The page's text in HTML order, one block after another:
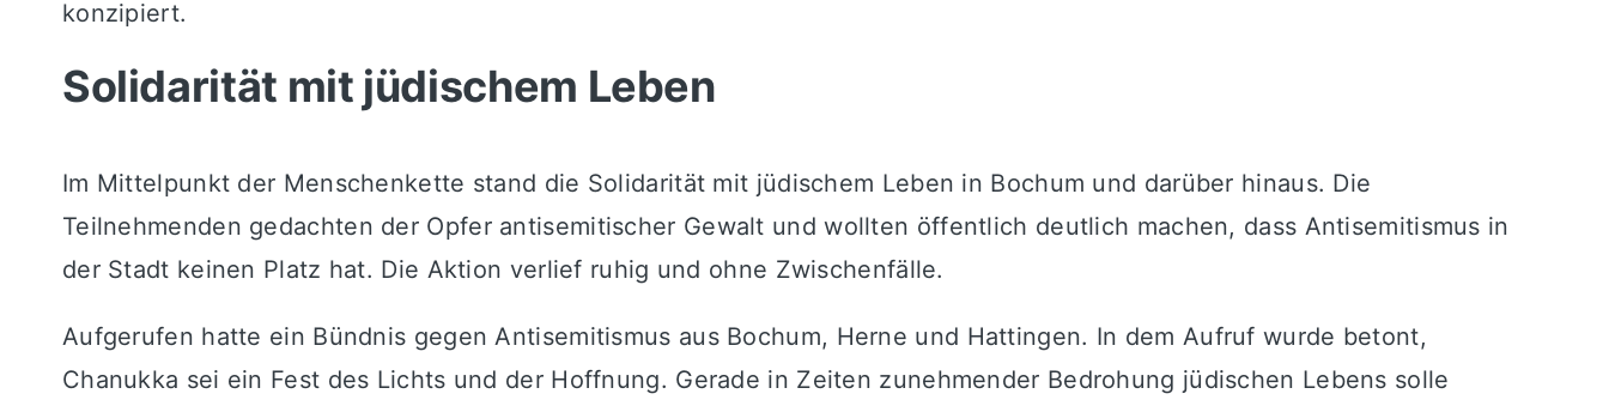
konzipiert.
Solidarität mit jüdischem Leben
Im Mittelpunkt der Menschenkette stand die Solidarität mit jüdischem Leben in Bochum und darüber hinaus. Die
Teilnehmenden gedachten der Opfer antisemitischer Gewalt und wollten öffentlich deutlich machen, dass Antisemitismus in
der Stadt keinen Platz hat. Die Aktion verlief ruhig und ohne Zwischenfälle.
Aufgerufen hatte ein Bündnis gegen Antisemitismus aus Bochum, Herne und Hattingen. In dem Aufruf wurde betont,
Chanukka sei ein Fest des Lichts und der Hoffnung. Gerade in Zeiten zunehmender Bedrohung jüdischen Lebens solle